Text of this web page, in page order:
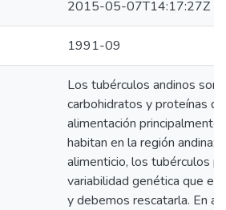
2015-05-07T14:17:27Z
1991-09
Los tubérculos andinos
carbohidratos y proteínas
alimentación
habitan en la región andina;
alimenticio, los tubérculos
variabilidad genética que
y debemos rescatarla. En